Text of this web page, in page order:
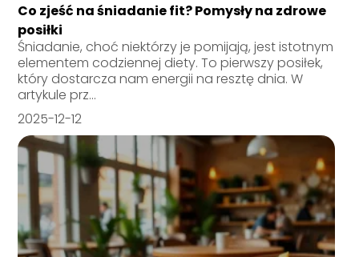
Co zjeść na śniadanie fit? Pomysły na zdrowe
posiłki
Śniadanie, choć niektórzy je pomijają, jest istotnym
elementem codziennej diety. To pierwszy posiłek,
który dostarcza nam energii na resztę dnia. W
artykule prz...
2025-12-12